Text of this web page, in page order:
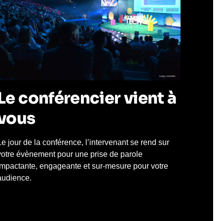
conférencier vient à
jour de la conférence, l’intervenant se rend sur
évènement pour une prise de parole
engageante et sur-mesure pour votre